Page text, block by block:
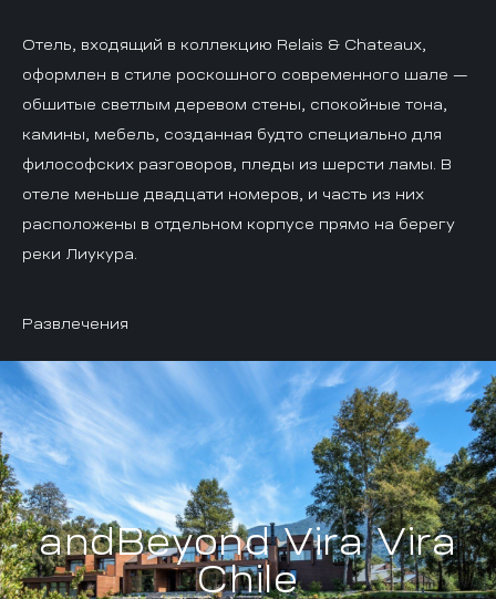
Отель, входящий в коллекцию Relais & Chateaux,
оформлен в стиле роскошного современного шале —
обшитые светлым деревом стены, спокойные тона,
камины, мебель, созданная будто специально для
философских разговоров, пледы из шерсти ламы. В
отеле меньше двадцати номеров, и часть из них
расположены в отдельном корпусе прямо на берегу
реки Лиукура.
Развлечения
andBeyond Vira Vira
Chile